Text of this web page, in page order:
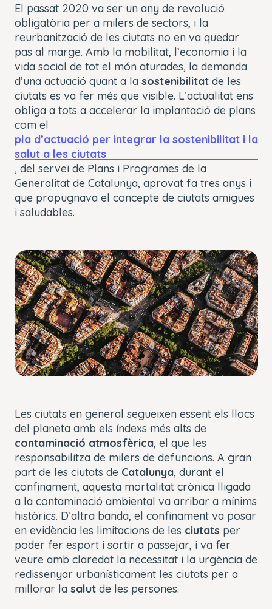
El passat 2020 va ser un any de revolució
obligatòria per a milers de sectors, i la
reurbanització de les ciutats no en va quedar
pas al marge. Amb la mobilitat, l’economia i la
vida social de tot el món aturades, la demanda
d’una actuació quant a la sostenibilitat de les
ciutats es va fer més que visible. L’actualitat ens
obliga a tots a accelerar la implantació de plans
com el
pla d’actuació per integrar la sostenibilitat i la
salut a les ciutats
, del servei de Plans i Programes de la
Generalitat de Catalunya, aprovat fa tres anys i
que propugnava el concepte de ciutats amigues
i saludables.
Les ciutats en general segueixen essent els llocs
del planeta amb els índexs més alts de
contaminació atmosfèrica, el que les
responsabilitza de milers de defuncions. A gran
part de les ciutats de Catalunya, durant el
confinament, aquesta mortalitat crònica lligada
a la contaminació ambiental va arribar a mínims
històrics. D’altra banda, el confinament va posar
en evidència les limitacions de les ciutats per
poder fer esport i sortir a passejar, i va fer
veure amb claredat la necessitat i la urgència de
redissenyar urbanísticament les ciutats per a
millorar la salut de les persones.